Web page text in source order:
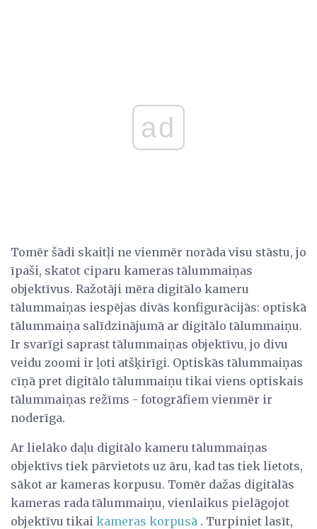
ad
Tomēr šādi skaitļi ne vienmēr norāda visu stāstu, jo
īpaši, skatot ciparu kameras tālummaiņas
objektīvus. Ražotāji mēra digitālo kameru
tālummaiņas iespējas divās konfigurācijās: optiskā
tālummaiņa salīdzinājumā ar digitālo tālummaiņu.
Ir svarīgi saprast tālummaiņas objektīvu, jo divu
veidu zoomi ir ļoti atšķirīgi. Optiskās tālummaiņas
cīņā pret digitālo tālummaiņu tikai viens optiskais
tālummaiņas režīms - fotogrāfiem vienmēr ir
noderīga.
Ar lielāko daļu digitālo kameru tālummaiņas
objektīvs tiek pārvietots uz āru, kad tas tiek lietots,
sākot ar kameras korpusu. Tomēr dažas digitālās
kameras rada tālummaiņu, vienlaikus pielāgojot
objektīvu tikai kameras korpusā . Turpiniet lasīt,